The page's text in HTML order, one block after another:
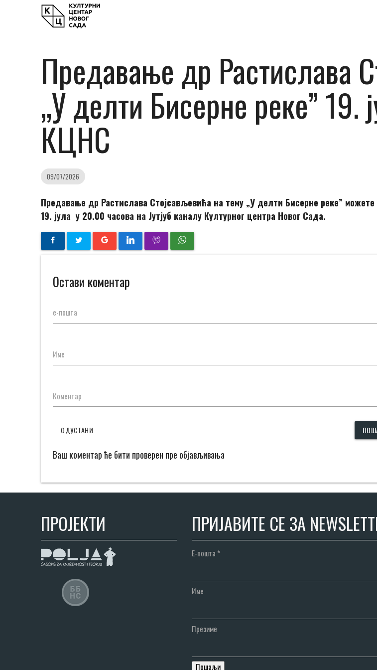
Предавање др Растиславa
„У делти Бисерне реке” 19.
КЦНС
09/07/2026
Предавање др Растиславa Стојсављевићa на тему „У делти Бисерне реке” можете
19. јула у 20.00 часова на Јутјуб каналу Културног центра Новог Сада.
Остави коментар
е-пошта
Име
Коментар
ОДУСТАНИ
Ваш коментар ће бити проверен пре објављивања
ПРОЈЕКТИ ПРИЈАВИТЕ СЕ ЗА
Е-пошта *
Име
Презиме